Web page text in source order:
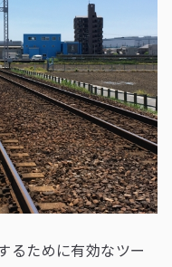
るために有効なツー